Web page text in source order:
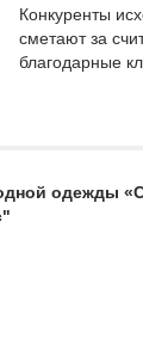
Конкуренты
сметают за
благодарные
одежды